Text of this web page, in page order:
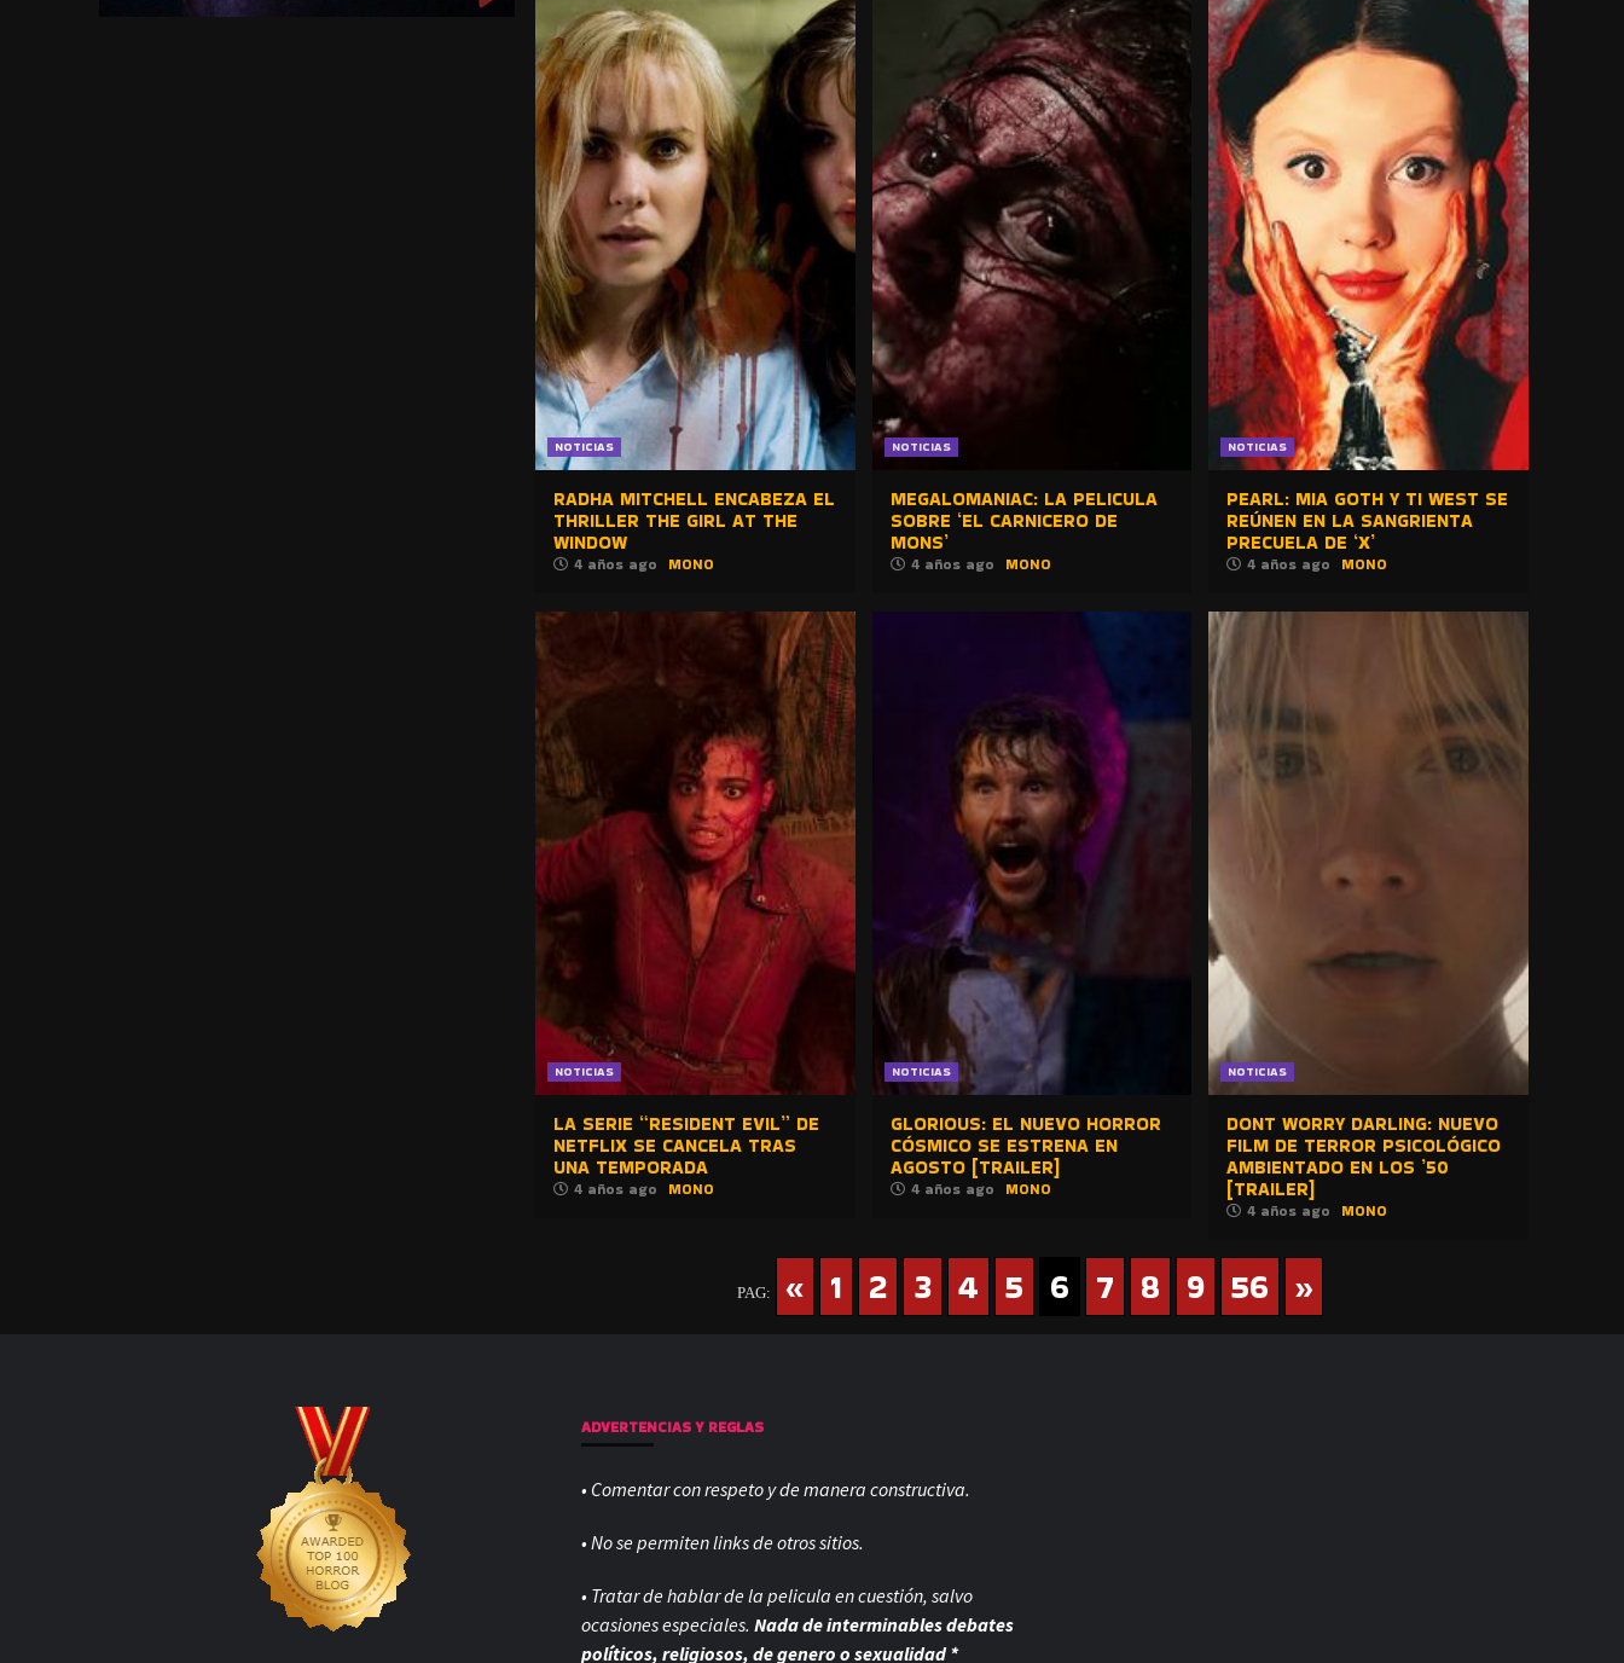
NOTICIAS
RADHA MITCHELL ENCABEZA EL
THRILLER THE GIRL AT THE
WINDOW
4 años ago MONO
NOTICIAS
MEGALOMANIAC: LA PELICULA
SOBRE ‘EL CARNICERO DE
MONS’
4 años ago MONO
NOTICIAS
PEARL: MIA GOTH Y TI WEST SE
REÚNEN EN LA SANGRIENTA
PRECUELA DE ‘X’
4 años ago MONO
NOTICIAS
LA SERIE “RESIDENT EVIL” DE
NETFLIX SE CANCELA TRAS
UNA TEMPORADA
4 años ago MONO
NOTICIAS
GLORIOUS: EL NUEVO HORROR
CÓSMICO SE ESTRENA EN
AGOSTO [TRAILER]
4 años ago MONO
NOTICIAS
DONT WORRY DARLING: NUEVO
FILM DE TERROR PSICOLÓGICO
AMBIENTADO EN LOS ’50
[TRAILER]
4 años ago MONO
PAG: « 1 2 3 4 5 6 7 8 9 56 »
ADVERTENCIAS Y REGLAS
• Comentar con respeto y de manera constructiva.
• No se permiten links de otros sitios.
• Tratar de hablar de la pelicula en cuestión, salvo
ocasiones especiales.Nada de interminables debates
políticos, religiosos, de genero o sexualidad *